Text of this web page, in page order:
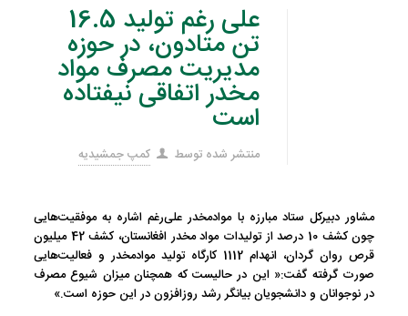
علی‌ رغم تولید 16.5
تن متادون، در حوزه
مدیریت مصرف مواد
مخدر اتفاقی نیفتاده
است
منتشر شده توسط کمپ جمشیدیه
مشاور دبیرکل ستاد مبارزه با موادمخدر علی‌رغم اشاره به موفقیت‌هایی
چون کشف 10 درصد از تولیدات مواد مخدر افغانستان، کشف 42 میلیون
قرص روان گردان، انهدام 1112 کارگاه تولید موادمخدر و فعالیت‌هایی
صورت گرفته گفت:« این در حالیست که همچنان میزان شیوع مصرف
در نوجوانان و دانشجویان بیانگر رشد روزافزون در این حوزه است.»